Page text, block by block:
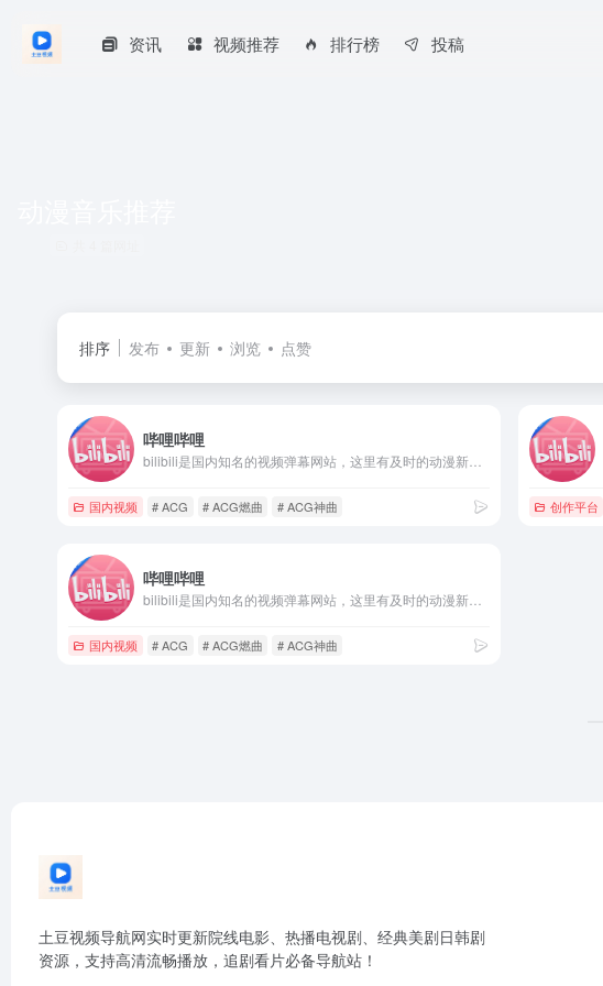
资讯 视频推荐 排行榜 投稿
排序 发布 更新 浏览 点赞
哔哩哔哩
国内视频 # ACG # ACG燃曲 # ACG神曲 创作平台
哔哩哔哩
国内视频 # ACG # ACG燃曲 # ACG神曲
土豆视频导航网实时更新院线电影、热播电视剧、经典美剧日韩剧
资源，支持高清流畅播放，追剧看片必备导航站！